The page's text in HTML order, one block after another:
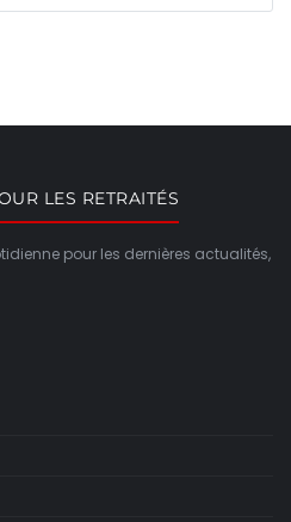
LES RETRAITÉS
pour les dernières actualités,